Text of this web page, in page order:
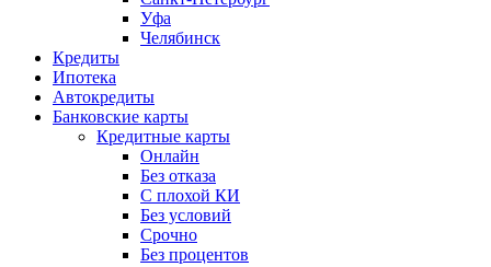
Уфа
Челябинск
Кредиты
Ипотека
Автокредиты
Банковские карты
Кредитные карты
Онлайн
Без отказа
С плохой КИ
Без условий
Срочно
Без процентов